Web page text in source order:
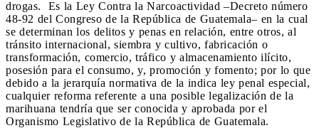
drogas. Es la Ley Contra la Narcoactividad –Decreto número
48-92 del Congreso de la República de Guatemala– en la cual
se determinan los delitos y penas en relación, entre otros, al
tránsito internacional, siembra y cultivo, fabricación o
transformación, comercio, tráfico y almacenamiento ilícito,
posesión para el consumo, y, promoción y fomento; por lo que
debido a la jerarquía normativa de la indica ley penal especial,
cualquier reforma referente a una posible legalización de la
marihuana tendría que ser conocida y aprobada por el
Organismo Legislativo de la República de Guatemala.